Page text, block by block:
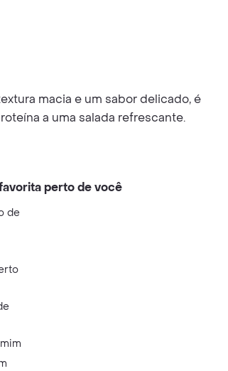
macia e um sabor delicado, é
a uma salada refrescante.
perto de você
de